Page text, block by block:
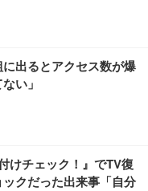
出るとアクセス数が爆
い」
けチェック！』でTV復
クだった出来事「自分